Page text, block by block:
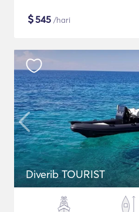
$545 /hari
Diverib TOURIST